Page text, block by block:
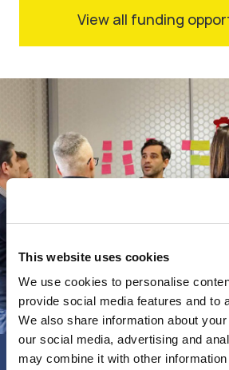
This website uses cookies
We use cookies to personalise
provide social media features and to
We also share information about
our social media, advertising and
may combine it with other information
View all funding